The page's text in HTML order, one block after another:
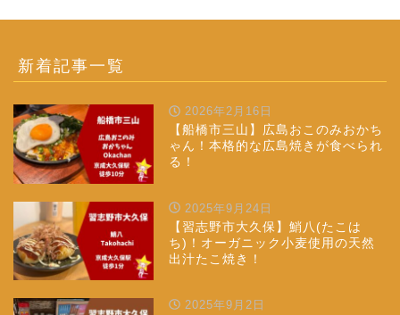
新着記事一覧
2026年2月16日
【船橋市三山】広島おこのみおかち
ゃん！本格的な広島焼きが食べられ
る！
2025年9月24日
【習志野市大久保】鮹八(たこは
ち)！オーガニック小麦使用の天然
出汁たこ焼き！
2025年9月2日